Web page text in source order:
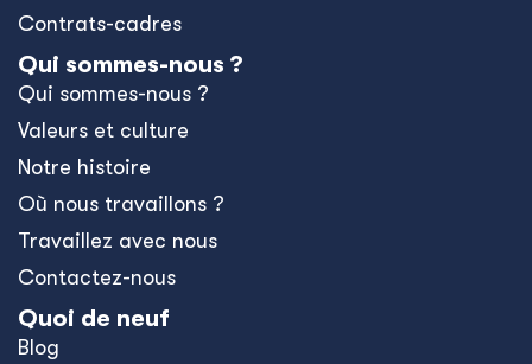
Contrats-cadres
Qui sommes-nous ?
Qui sommes-nous ?
Valeurs et culture
Notre histoire
Où nous travaillons ?
Travaillez avec nous
Contactez-nous
Quoi de neuf
Blog